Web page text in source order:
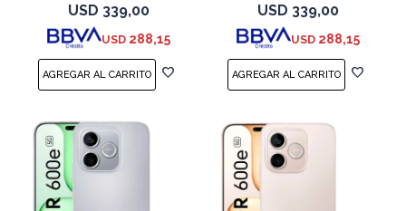
USD 339,00
USD 288,15
USD 339,00
USD 288,15